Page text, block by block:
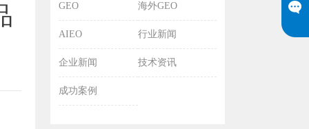
GEO 海外GEO
AIEO 行业新闻
企业新闻 技术资讯
成功案例